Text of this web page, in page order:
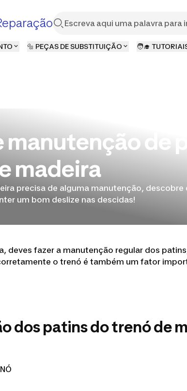
🔩 PEÇAS DE SUBSTITUIÇÃO 🧑‍🎓
manutenção de
madeira
precisa de alguma manutenção,
um bom deslize nas descidas!
deves fazer a manutenção regular dos
o trenó é também um fator
dos patins do trenó de